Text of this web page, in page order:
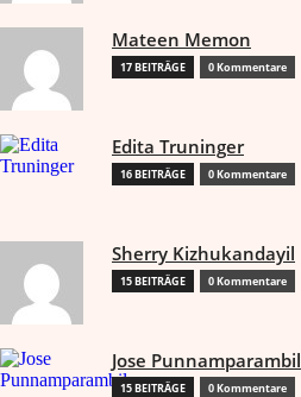
Mateen Memon
17 BEITRÄGE 0 Kommentare
Edita Truninger
16 BEITRÄGE 0 Kommentare
Sherry Kizhukandayil
15 BEITRÄGE 0 Kommentare
Jose Punnamparambil
15 BEITRÄGE 0 Kommentare